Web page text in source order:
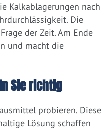
Kalkablagerungen nach
Die
der Zeit. Am Ende
und macht die
Sie richtig
probieren. Diese
Lösung schaffen